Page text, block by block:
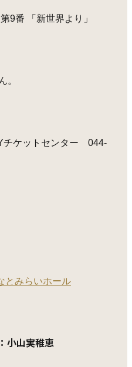
9番 「新世界より」
。
チケットセンター 044-
とみらいホール
山実稚恵